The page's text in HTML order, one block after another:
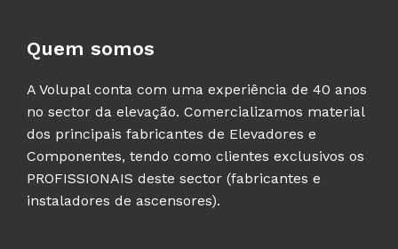
Quem somos
A Volupal conta com uma experiência de 40 anos
no sector da elevação. Comercializamos material
dos principais fabricantes de Elevadores e
Componentes, tendo como clientes exclusivos os
PROFISSIONAIS deste sector (fabricantes e
instaladores de ascensores).